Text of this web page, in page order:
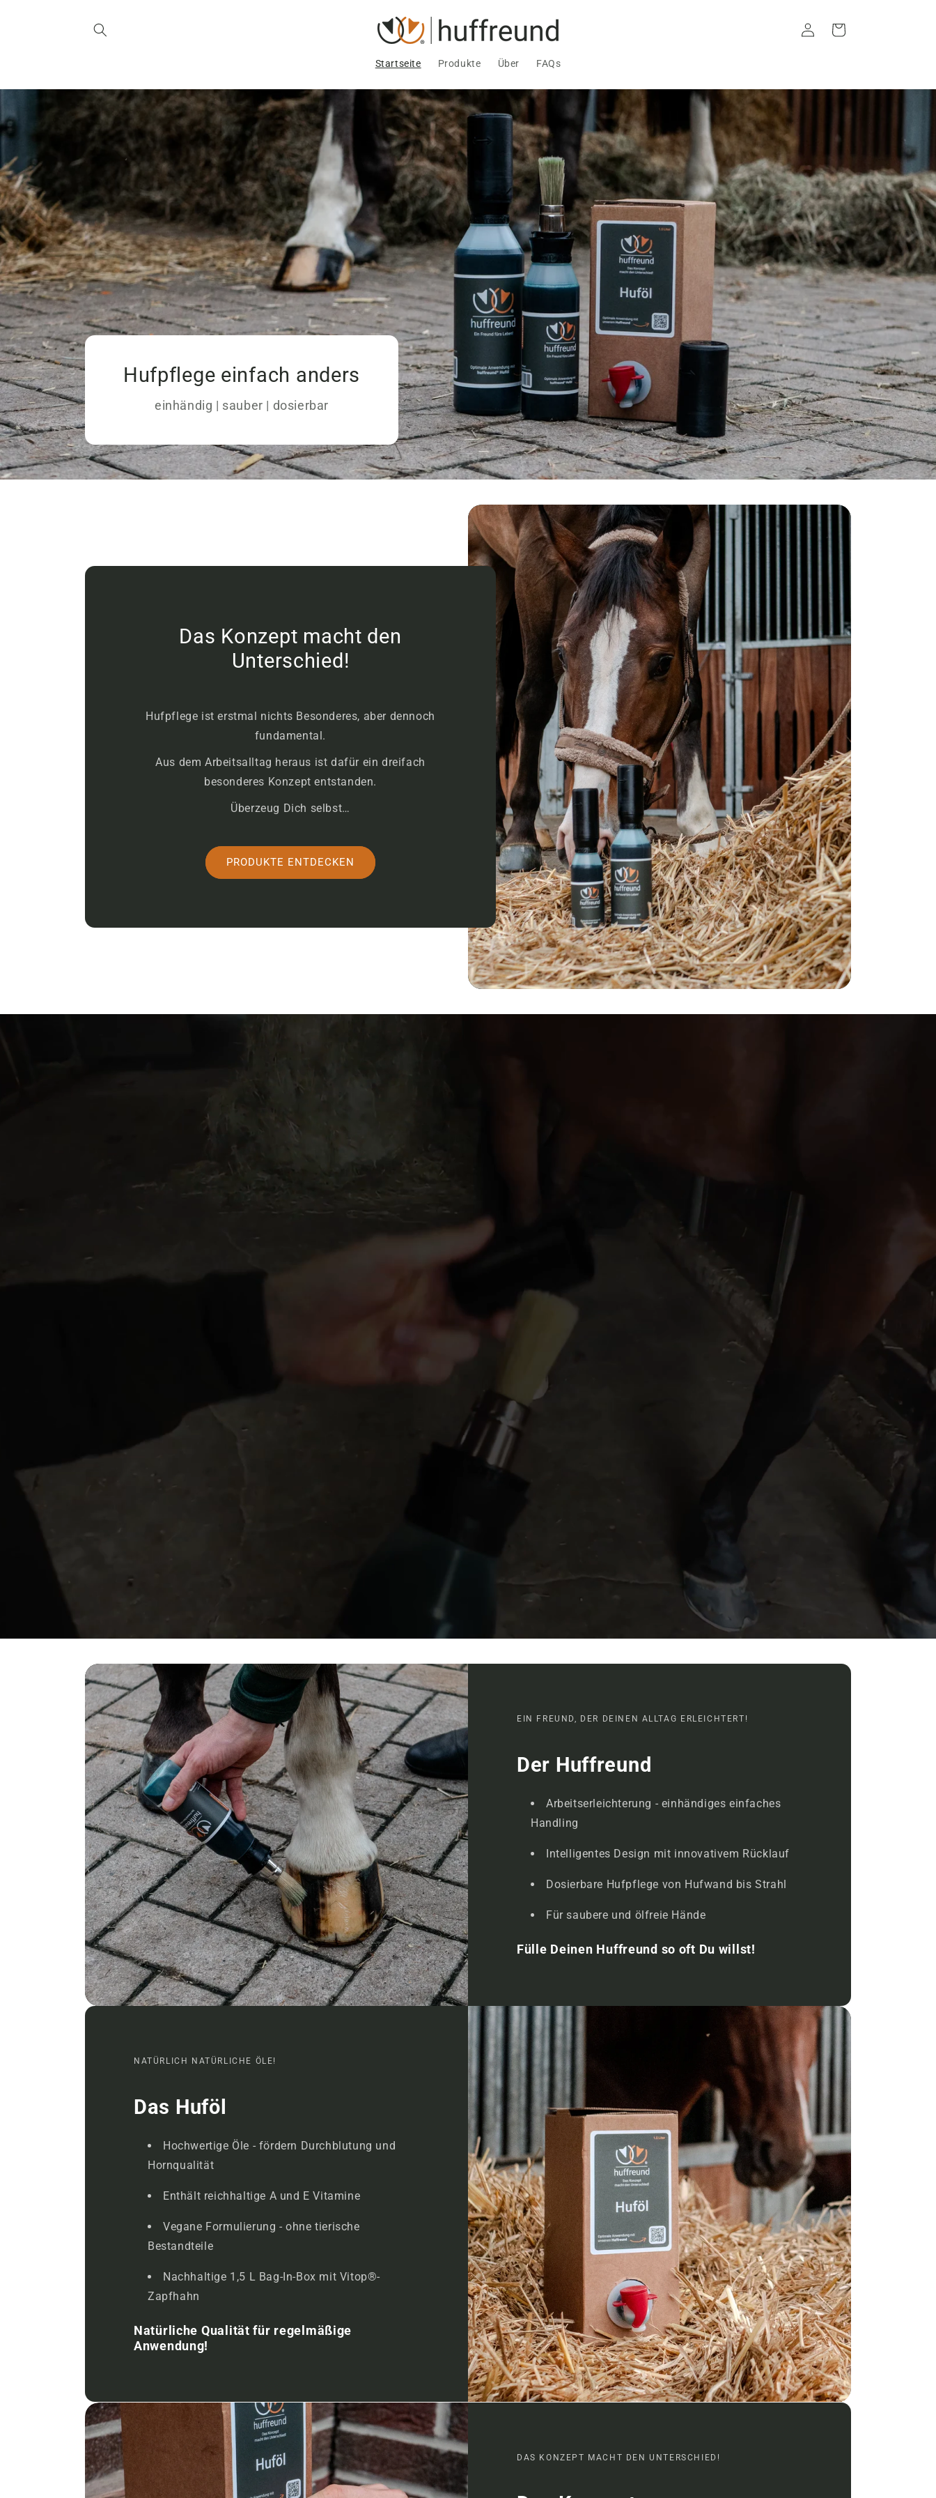
Startseite Produkte Über FAQs
EinloggenWarenkorb
Hufpflege einfach anders
einhändig | sauber | dosierbar
Das Konzept macht den
Unterschied!
Hufpflege ist erstmal nichts Besonderes, aber dennoch
fundamental.
Aus dem Arbeitsalltag heraus ist dafür ein dreifach
besonderes Konzept entstanden.
Überzeug Dich selbst…
PRODUKTE ENTDECKEN
EIN FREUND, DER DEINEN ALLTAG ERLEICHTERT!
Der Huffreund
Arbeitserleichterung - einhändiges einfaches
Handling
Intelligentes Design mit innovativem Rücklauf
Dosierbare Hufpflege von Hufwand bis Strahl
Für saubere und ölfreie Hände
Fülle Deinen Huffreund so oft Du willst!
NATÜRLICH NATÜRLICHE ÖLE!
Das Huföl
Hochwertige Öle - fördern Durchblutung und
Hornqualität
Enthält reichhaltige A und E Vitamine
Vegane Formulierung - ohne tierische
Bestandteile
Nachhaltige 1,5 L Bag-In-Box mit Vitop®-
Zapfhahn
Natürliche Qualität für regelmäßige
Anwendung!
DAS KONZEPT MACHT DEN UNTERSCHIED!